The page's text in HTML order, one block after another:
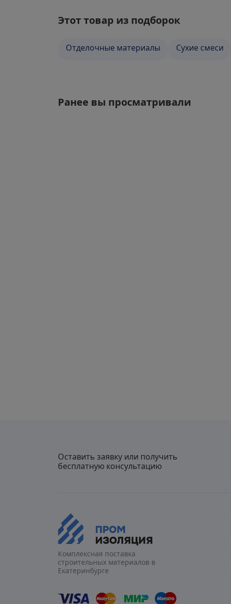
Этот товар из подборок
Отделочные материалы Сухие смеси
Ранее вы просматривали
Оставить заявку или получить
бесплатную консультацию
Комплексная поставка
строительных материалов в
Екатеринбурге